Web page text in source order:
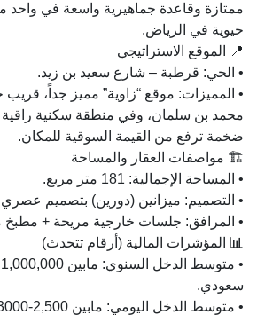
ممتازة وقاعدة جماهيرية واسعة في واحد
حيوية في الرياض.
📍 الموقع الاستراتيجي
• الحي: قرطبة – شارع سعيد بن زيد.
• المميزات: موقع “زاوية” مميز جداً، قريب
محمد بن سلمان، وفي منطقة سكنية
ضخمة ترفع من القيمة السوقية للمكان.
🏗️ مواصفات العقار والمساحة
• المساحة الإجمالية: 181 متر مربع.
• التصميم: ميزانين (دورين) بتصميم عصري
• المرافق: جلسات خارجية مريحة + مطبخ
📊 المؤشرات المالية (أرقام تتحدث)
سعودي.
• متوسط الدخل اليومي: مابين 2,500-3000 ريال سعودي .